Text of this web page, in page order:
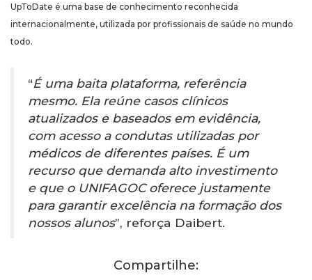
UpToDate é uma base de conhecimento reconhecida
internacionalmente, utilizada por profissionais de saúde no mundo
todo.
“É uma baita plataforma, referência
mesmo. Ela reúne casos clínicos
atualizados e baseados em evidência,
com acesso a condutas utilizadas por
médicos de diferentes países. É um
recurso que demanda alto investimento
e que o UNIFAGOC oferece justamente
para garantir excelência na formação dos
nossos alunos”, reforça Daibert.
Compartilhe: